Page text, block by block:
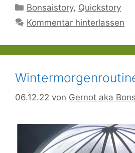
Kategorien
Bonsaistory, Quickstory
Kommentar hinterlassen
06.12.22 von Gernot aka